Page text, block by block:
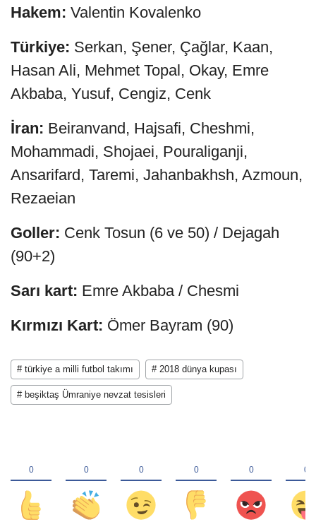
Hakem: Valentin Kovalenko
Türkiye: Serkan, Şener, Çağlar, Kaan,
Hasan Ali, Mehmet Topal, Okay, Emre
Akbaba, Yusuf, Cengiz, Cenk
İran: Beiranvand, Hajsafi, Cheshmi,
Mohammadi, Shojaei, Pouraliganji,
Ansarifard, Taremi, Jahanbakhsh, Azmoun,
Rezaeian
Goller: Cenk Tosun (6 ve 50) / Dejagah
(90+2)
Sarı kart: Emre Akbaba / Chesmi
Kırmızı Kart: Ömer Bayram (90)
# türkiye a milli futbol takımı # 2018 dünya kupası
# beşiktaş Ümraniye nevzat tesisleri